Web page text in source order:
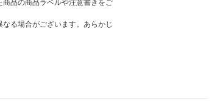
品の商品ラベルや注意書きをご
る場合がございます。あらかじ